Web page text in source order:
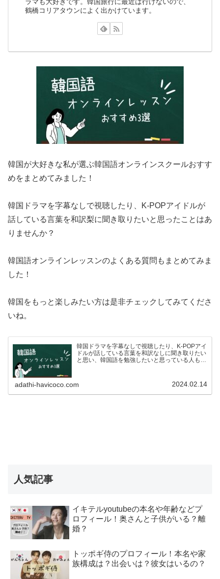
鶴橋コリアタウンによく出かけています。
韓国が大好きな私が選ぶ韓国語オンラインスクールおすす
めをまとめてみました！
韓国ドラマを字幕なしで視聴したり、K-POPアイドルが
話している言葉を和訳梨に聞き取りたいと思ったことはあ
りませんか？
韓国語オンラインレッスンのよくある質問もまとめてみま
した！
韓国をもっと楽しみたい方は是非チェックしてみてくださ
いね。
韓国ドラマを字幕なしで視聴したり、K-POPアイ
ドルが話している言葉を和訳なしに聞き取りたい
と思い、韓国語を勉強したいと思っている人も多
adathi-havicoco.com 2024.02.14
人気記事
イキテルyoutubeの本名や年齢などプ
ロフィール！奥さんと子供がいる？離
婚？
トッポギ侍のプロフィール！本名や家
族構成は？出会いは？彼女はいるの？